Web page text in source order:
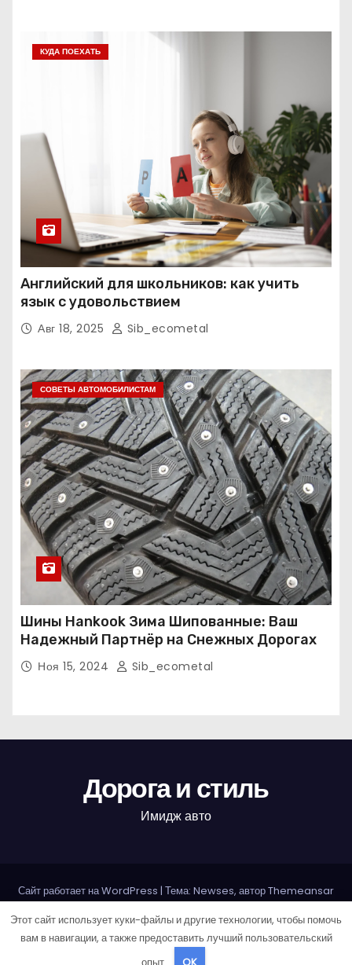
КУДА ПОЕХАТЬ
Английский для школьников: как учить
язык с удовольствием
Авг 18, 2025 Sib_ecometal
СОВЕТЫ АВТОМОБИЛИСТАМ
Шины Hankook Зима Шипованные: Ваш
Надежный Партнёр на Снежных Дорогах
Ноя 15, 2024 Sib_ecometal
Дорога и стиль
Имидж авто
Сайт работает на WordPress | Тема: Newses, авторThemeansar
Home Авторам и правообладателям
Карта сайта
Этот сайт использует куки-файлы и другие технологии, чтобы помочь
вам в навигации, а также предоставить лучший пользовательский